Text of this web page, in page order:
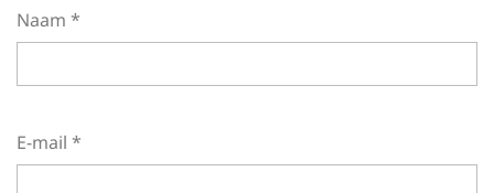
Naam *
E-mail *